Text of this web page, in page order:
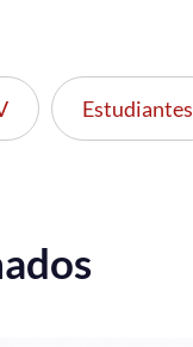
Estudiantes